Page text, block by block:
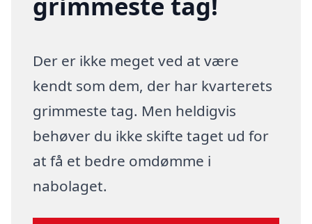
Der er ikke meget ved at være
kendt som dem, der har kvarterets
grimmeste tag. Men heldigvis
behøver du ikke skifte taget ud for
at få et bedre omdømme i
nabolaget.